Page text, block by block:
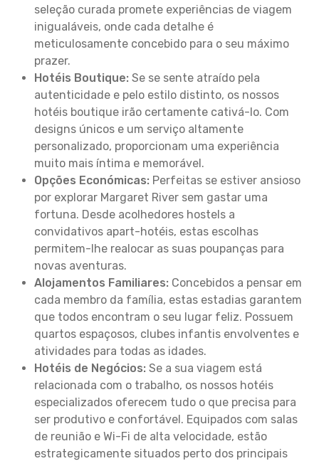
seleção curada promete experiências de viagem
inigualáveis, onde cada detalhe é
meticulosamente concebido para o seu máximo
prazer.
Hotéis Boutique: Se se sente atraído pela
autenticidade e pelo estilo distinto, os nossos
hotéis boutique irão certamente cativá-lo. Com
designs únicos e um serviço altamente
personalizado, proporcionam uma experiência
muito mais íntima e memorável.
Opções Económicas: Perfeitas se estiver ansioso
por explorar Margaret River sem gastar uma
fortuna. Desde acolhedores hostels a
convidativos apart-hotéis, estas escolhas
permitem-lhe realocar as suas poupanças para
novas aventuras.
Alojamentos Familiares: Concebidos a pensar em
cada membro da família, estas estadias garantem
que todos encontram o seu lugar feliz. Possuem
quartos espaçosos, clubes infantis envolventes e
atividades para todas as idades.
Hotéis de Negócios: Se a sua viagem está
relacionada com o trabalho, os nossos hotéis
especializados oferecem tudo o que precisa para
ser produtivo e confortável. Equipados com salas
de reunião e Wi-Fi de alta velocidade, estão
estrategicamente situados perto dos principais